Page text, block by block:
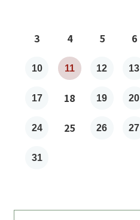
3
4 5 6
10 11 12 13
17 18 19 20
24 25 26 27
31